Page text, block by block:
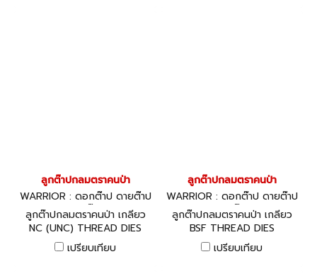
ลูกต๊าปกลมตราคนป่า
WARRIOR : ดอกต๊าป ดายต๊าป
ด้ามต๊าป
ลูกต๊าปกลมตราคนป่า เกลียว
NC (UNC) THREAD DIES
เปรียบเทียบ
ลูกต๊าปกลมตราคนป่า
WARRIOR : ดอกต๊าป ดายต๊าป
ด้ามต๊าป
ลูกต๊าปกลมตราคนป่า เกลียว
BSF THREAD DIES
เปรียบเทียบ